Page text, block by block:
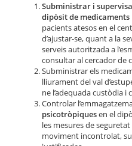
Subministrar i
dipòsit de medicaments
pacients atesos en el
d’ajustar-se, quant a la
serveis autoritzada a
consultar al cercador de
Subministrar els
lliurament del val
ne l’adequada custòdia
Controlar
psicotròpiquesen el
les mesures de
moviment incontrolat,